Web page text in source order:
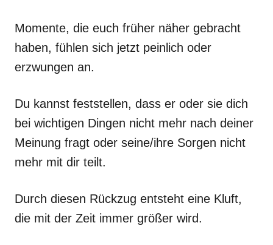
Momente, die euch früher näher gebracht
haben, fühlen sich jetzt peinlich oder
erzwungen an.
Du kannst feststellen, dass er oder sie dich
bei wichtigen Dingen nicht mehr nach deiner
Meinung fragt oder seine/ihre Sorgen nicht
mehr mit dir teilt.
Durch diesen Rückzug entsteht eine Kluft,
die mit der Zeit immer größer wird.